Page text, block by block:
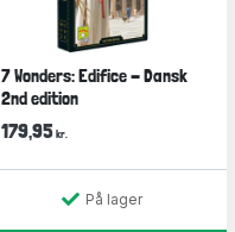
7 Wonders: Edifice - Dansk
2nd edition
179,95kr.
På lager